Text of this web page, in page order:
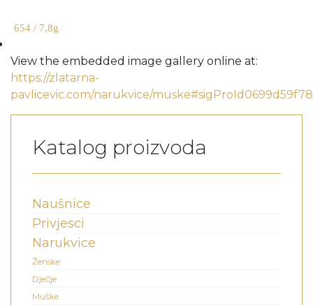
654 / 7,8g
View the embedded image gallery online at:
https://zlatarna-
pavlicevic.com/narukvice/muske#sigProId0699d59f78
Katalog proizvoda
Naušnice
Privjesci
Narukvice
Ženske
Dječje
Muške